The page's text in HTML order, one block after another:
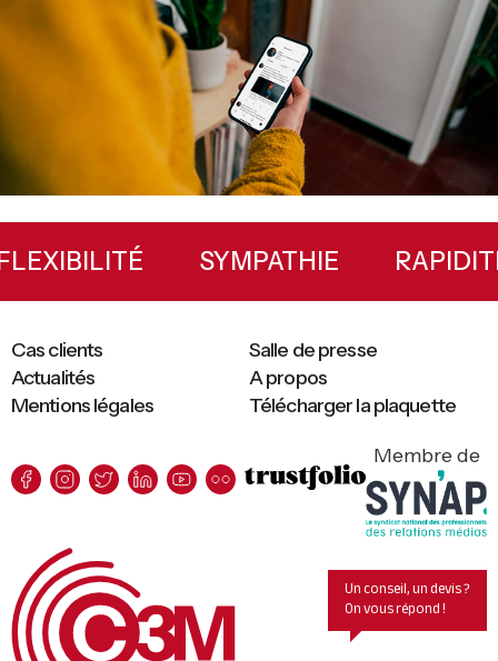
Primary
Sidebar
FLEXIBILITÉ SYMPATHIE
Mentions légales Télécharger la plaquette
Cas clients
Salle de presse
Actualités
A propos
Membre de
Un conseil, un devis ?
On vous répond !